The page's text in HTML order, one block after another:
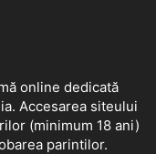
online dedicată
Accesarea siteului
(minimum 18 ani)
parintilor.